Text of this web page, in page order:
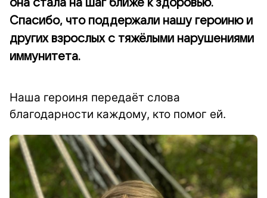
она стала на шаг ближе к здоровью.
Спасибо, что поддержали нашу героиню и
других взрослых с тяжёлыми нарушениями
иммунитета.
Наша героиня передаёт слова
благодарности каждому, кто помог ей.